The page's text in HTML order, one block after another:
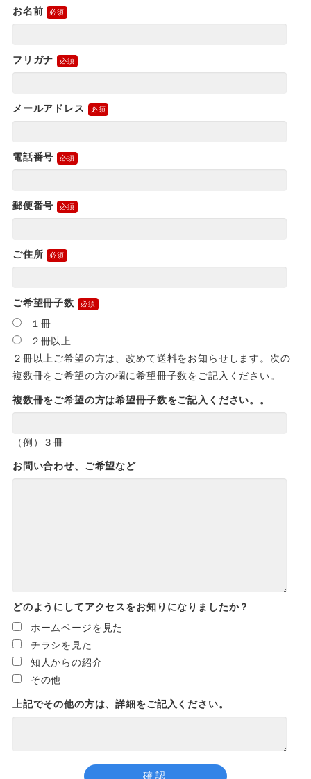
お名前
フリガナ
メールアドレス
電話番号
郵便番号
ご住所
ご希望冊子数
１冊
２冊以上
２冊以上ご希望の方は、改めて送料をお知らせします。次の
複数冊をご希望の方の欄に希望冊子数をご記入ください。
複数冊をご希望の方は希望冊子数をご記入ください。。
（例）３冊
お問い合わせ、ご希望など
どのようにしてアクセスをお知りになりましたか？
ホームページを見た
チラシを見た
知人からの紹介
その他
上記でその他の方は、詳細をご記入ください。